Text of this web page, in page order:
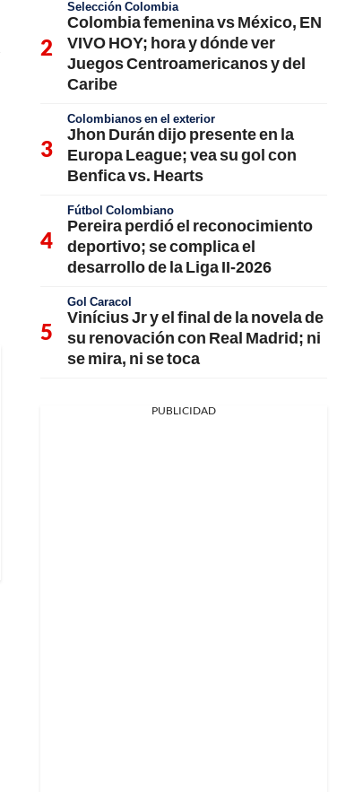
Selección Colombia
Colombia femenina vs México, EN
VIVO HOY; hora y dónde ver
Juegos Centroamericanos y del
Caribe
Colombianos en el exterior
Jhon Durán dijo presente en la
Europa League; vea su gol con
Benfica vs. Hearts
Fútbol Colombiano
Pereira perdió el reconocimiento
deportivo; se complica el
desarrollo de la Liga II-2026
Gol Caracol
Vinícius Jr y el final de la novela de
su renovación con Real Madrid; ni
se mira, ni se toca
PUBLICIDAD